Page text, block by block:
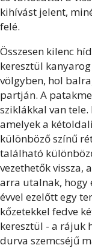
kihívást jelent,
felé.
Összesen kilenc
keresztül
völgyben, hol
partján. A
sziklákkal van tele.
amelyek a
különböző színű
található
vezethetők vissza,
arra utalnak, hogy
évvel ezelőtt egy
kőzetekkel fedve
keresztül - a rájuk
durva szemcséjű